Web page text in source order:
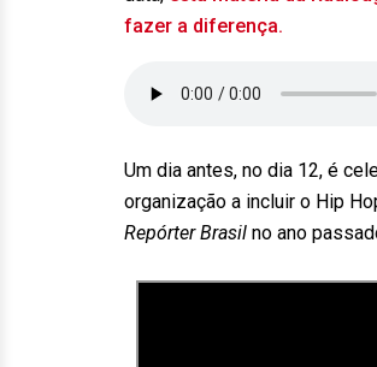
fazer a diferença.
Um dia antes, no dia 12, é
organização a incluir o Hip
Repórter Brasil no ano